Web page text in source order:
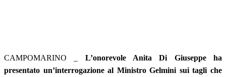
CAMPOMARINO _ L’onorevole Anita Di Giuseppe ha
presentato un’interrogazione al Ministro Gelmini sui tagli che